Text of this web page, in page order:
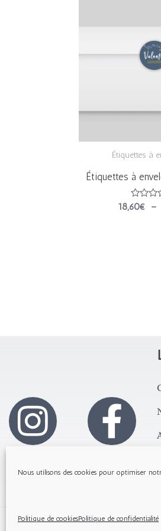
Nous utilisons des cookies pour optimiser
Politique de cookiesPolitique de confidentialité
Étiquettes à
Étiquettes à
Note
18,60€ –
I
n
s
t
F
a
c
e